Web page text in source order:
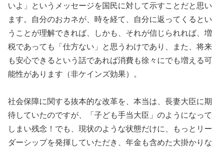
いよ」というメッセージを国民に対して示すことだと思い
ます。自分のおカネが、時を経て、自分に返ってくるとい
うことが理解できれば、しかも、それが信じられれば、増
税であっても「仕方ない」と思うわけであり、また、将来
も安心できるという話であれば消費も徐々にでも増える可
能性があります（非ケインズ効果）。
社会保障に関する抜本的な改革を、本当は、長妻大臣に期
待していたのですが、「子ども手当大臣」のようになって
しまい残念！でも、現状のような状態だけに、もっとリー
ダーシップを発揮していただき、年金も含めた大掛かりな